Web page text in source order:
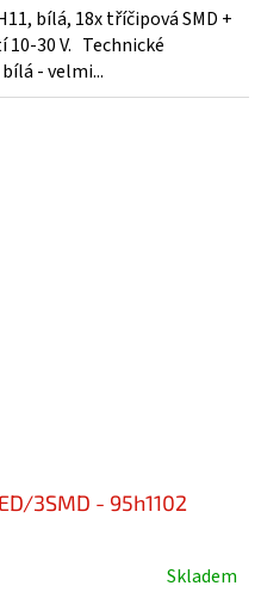
bílá, 18x tříčipová SMD +
10-30 V. Technické
- velmi...
3SMD - 95h1102
Skladem